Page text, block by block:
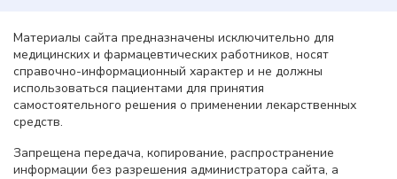
Материалы сайта предназначены исключительно для
медицинских и фармацевтических работников, носят
справочно-информационный характер и не должны
использоваться пациентами для принятия
самостоятельного решения о применении лекарственных
средств.
Запрещена передача, копирование, распространение
информации без разрешения администратора сайта, а